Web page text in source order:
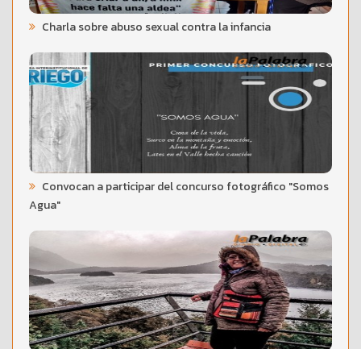
Charla sobre abuso sexual contra la infancia
Convocan a participar del concurso fotográfico "Somos
Agua"